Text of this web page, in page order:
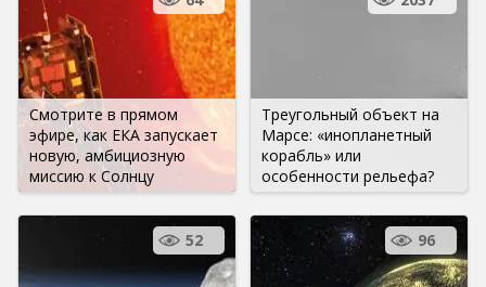
Смотрите в прямом
эфире, как ЕКА запускает
новую, амбициозную
миссию к Солнцу
Треугольный объект на
Марсе: «инопланетный
корабль» или
особенности рельефа?
52 96